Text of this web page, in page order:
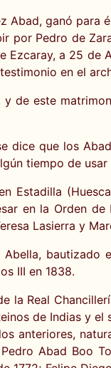
Abad, ganó para
por Pedro de
a 25
en el
de este
dice que los
tiempo de
Estadilla
en la Orden
Lasierra y
III en 1838.
la Real
de Indias y
anteriores,
Abad Boo